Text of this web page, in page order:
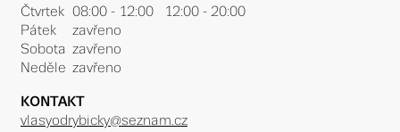
Čtvrtek 08:00 - 12:00 12:00 - 20:00
Pátek
zavřeno
Sobota zavřeno
Neděle zavřeno
KONTAKT
vlasyodrybicky@seznam.cz